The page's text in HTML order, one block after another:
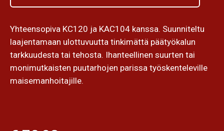
Yhteensopiva KC120 ja KAC104 kanssa. Suunniteltu
laajentamaan ulottuvuutta tinkimättä päätyökalun
tarkkuudesta tai tehosta. Ihanteellinen suurten tai
monimutkaisten puutarhojen parissa työskenteleville
maisemanhoitajille.